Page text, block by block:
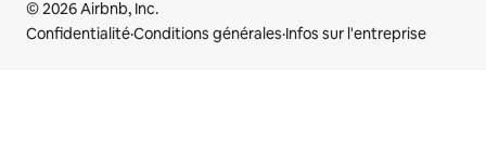
© 2026 Airbnb, Inc.
Confidentialité·Conditions générales·Infos sur l'entreprise